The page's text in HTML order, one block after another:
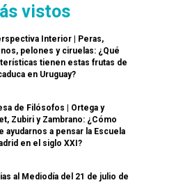
vistos
Interior | Peras,
pelones y ciruelas: ¿Qué
tienen estas frutas de
en Uruguay?
de Filósofos | Ortega y
Zubiri y Zambrano: ¿Cómo
ayudarnos a pensar la Escuela
en el siglo XXI?
al Mediodía del 21 de julio de